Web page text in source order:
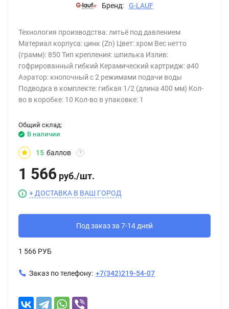
Бренд: G-LAUF
Технология производства: литьё под давлением
Материал корпуса: цинк (Zn) Цвет: хром Вес нетто
(грамм): 850 Тип крепления: шпилька Излив:
гофрированный гибкий Керамический картридж: ø40
Аэратор: кнопочный с 2 режимами подачи воды
Подводка в комплекте: гибкая 1/2 (длина 400 мм) Кол-
во в коробке: 10 Кол-во в упаковке: 1
Общий склад:
В наличии
15 баллов ?
1 566 руб./шт.
+ ДОСТАВКА В ВАШ ГОРОД
Под заказ за 7-14 дней
1 566 РУБ
Заказ по телефону: +7(342)219-54-07